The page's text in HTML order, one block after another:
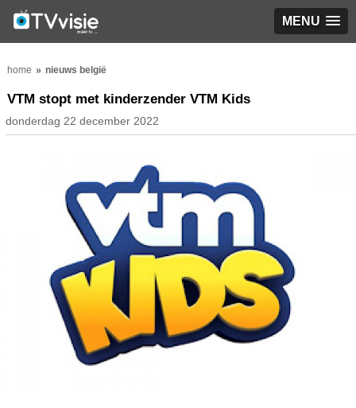
MENU
home nieuws belgië
VTM stopt met kinderzender VTM Kids
donderdag 22 december 2022